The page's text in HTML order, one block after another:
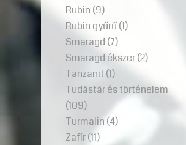
Rubin (9)
Rubin gyűrű(1)
Smaragd (7)
Smaragd ékszer(2)
Tanzanit (1)
Tudástár és történelem
(109)
Turmalin (4)
Zafír(11)